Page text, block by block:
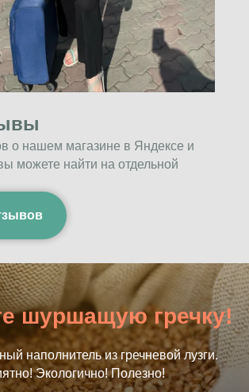
о нашем магазине в Яндексе и
можете найти на отдельной
шуршащую гречку!
наполнитель из гречневой лузги.
Экологично! Полезно!